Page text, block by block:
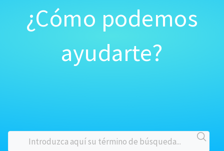
¿Cómo podemos
ayudarte?